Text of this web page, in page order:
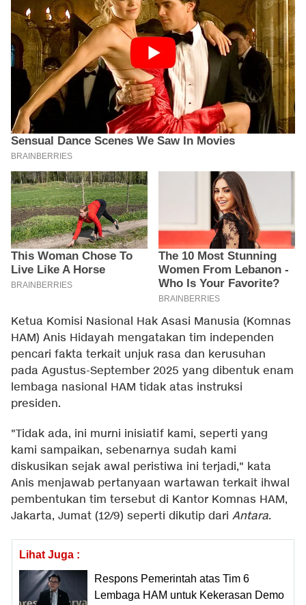
Ketua Komisi Nasional Hak Asasi Manusia (Komnas
HAM) Anis Hidayah mengatakan tim independen
pencari fakta terkait unjuk rasa dan kerusuhan
pada Agustus-September 2025 yang dibentuk enam
lembaga nasional HAM tidak atas instruksi
presiden.
"Tidak ada, ini murni inisiatif kami, seperti yang
kami sampaikan, sebenarnya sudah kami
diskusikan sejak awal peristiwa ini terjadi," kata
Anis menjawab pertanyaan wartawan terkait ihwal
pembentukan tim tersebut di Kantor Komnas HAM,
Jakarta, Jumat (12/9) seperti dikutip dari Antara.
Lihat Juga :
Respons Pemerintah atas Tim 6
Lembaga HAM untuk Kekerasan Demo